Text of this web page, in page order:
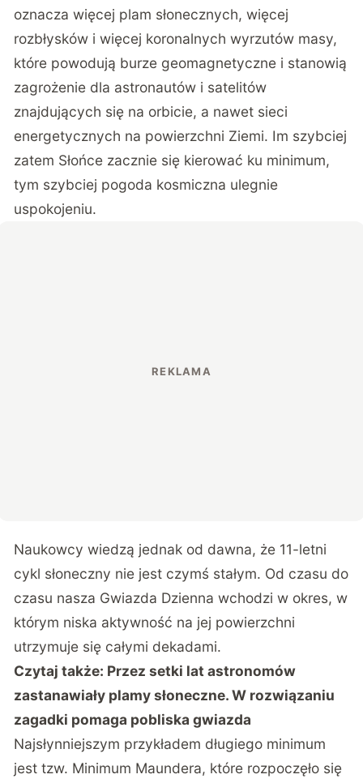
oznacza więcej plam słonecznych, więcej
rozbłysków i więcej koronalnych wyrzutów masy,
które powodują burze geomagnetyczne i stanowią
zagrożenie dla astronautów i satelitów
znajdujących się na orbicie, a nawet sieci
energetycznych na powierzchni Ziemi. Im szybciej
zatem Słońce zacznie się kierować ku minimum,
tym szybciej pogoda kosmiczna ulegnie
uspokojeniu.
Naukowcy wiedzą jednak od dawna, że 11-letni
cykl słoneczny nie jest czymś stałym. Od czasu do
czasu nasza Gwiazda Dzienna wchodzi w okres, w
którym niska aktywność na jej powierzchni
utrzymuje się całymi dekadami.
Czytaj także: Przez setki lat astronomów
zastanawiały plamy słoneczne. W rozwiązaniu
zagadki pomaga pobliska gwiazda
Najsłynniejszym przykładem długiego minimum
jest tzw. Minimum Maundera, które rozpoczęło się